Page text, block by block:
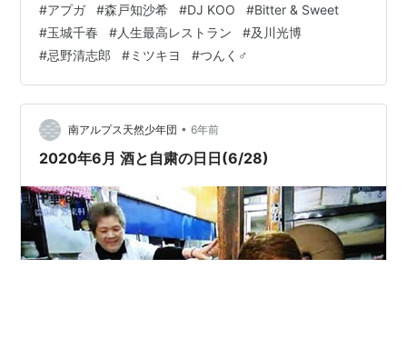
(@uugirlsofficial) August 22, 2020 準備中
https://t.co/ESORRQFm51 pic.twitter.com/8VQaTSfwj7
— 新 井 愛 瞳 ア プ ガ ( 仮 ) (@arai_ma…
#アプガ #森戸知沙希 #DJ KOO #Bitter & Sweet
#玉城千春 #人生最高レストラン #及川光博
#忌野清志郎 #ミツキヨ #つんく♂
南アルプス天然少年団 • 6年前
2020年6月 酒と自粛の日日(6/28)